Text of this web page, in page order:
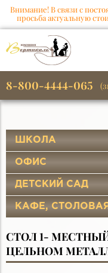
Внимание! В связи с
просьба актуальную
8-800-4444-065
ШКОЛА
ОФИС
ДЕТСКИЙ САД
КАФЕ, СТОЛОВАЯ
СТОЛ 1-
ЦЕЛЬНОМ